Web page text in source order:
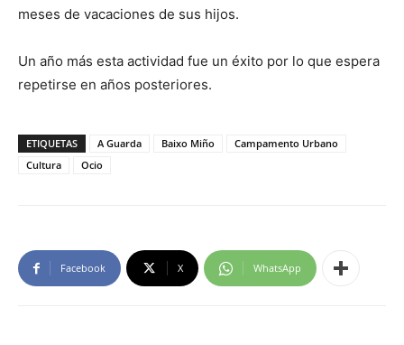
meses de vacaciones de sus hijos.
Un año más esta actividad fue un éxito por lo que espera
repetirse en años posteriores.
ETIQUETAS A Guarda Baixo Miño
Campamento Urbano
Cultura
Ocio
Facebook X WhatsApp